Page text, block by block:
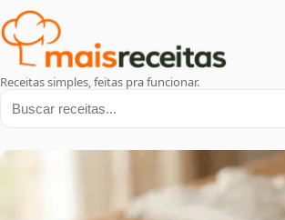
Receitas simples, feitas pra funcionar.
Buscar receitas